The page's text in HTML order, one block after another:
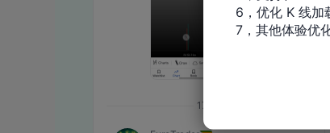
6，优化 K 线加
7，其他体验优